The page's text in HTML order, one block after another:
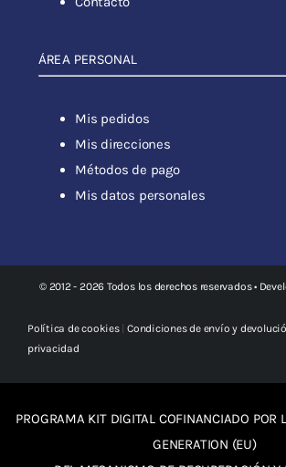
ÁREA PERSONAL
Mis pedidos
Mis direcciones
Métodos de pago
Mis datos personales
© 2012 - 2026 Todos los derechos reservados •
Política de cookies|Condiciones de envío y
privacidad
PROGRAMA KIT DIGITAL COFINANCIADO POR
GENERATION (EU)